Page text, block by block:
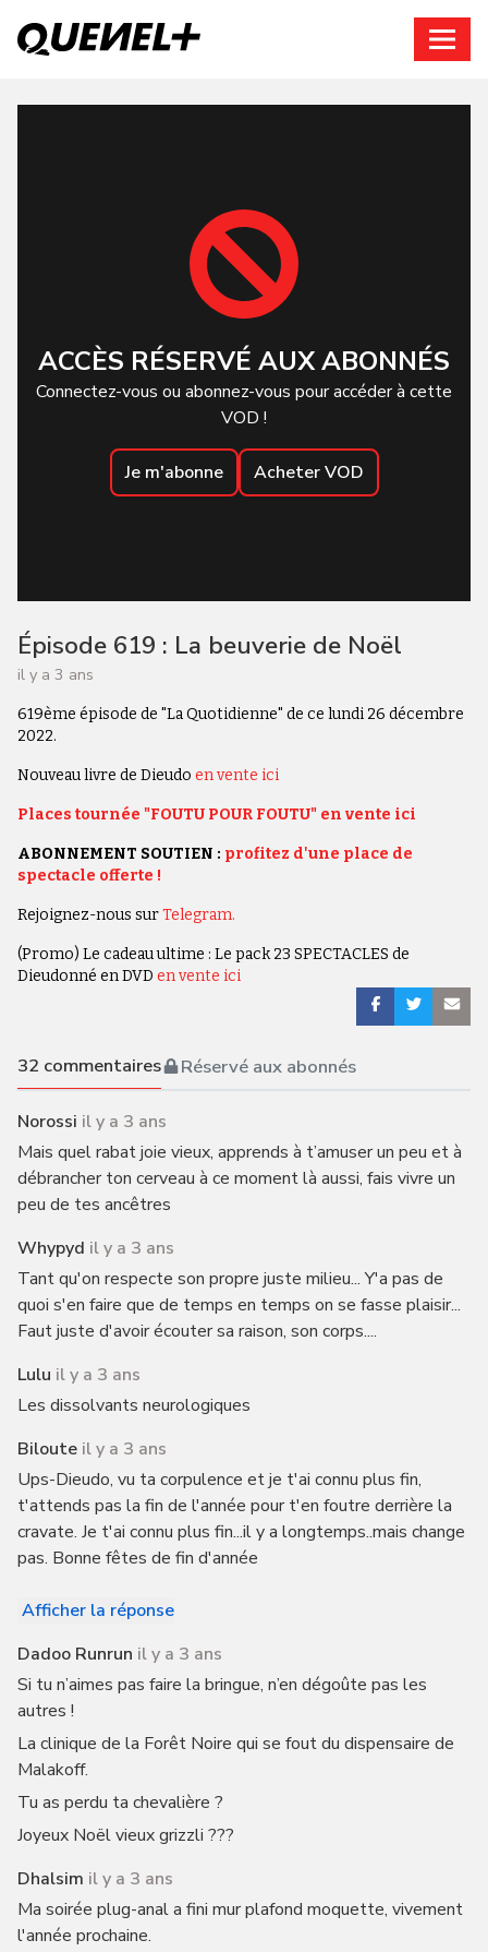
ACCÈS RÉSERVÉ AUX ABONNÉS
Connectez-vous ou abonnez-vous pour accéder à cette
VOD !
Je m'abonne Acheter VOD
Épisode 619 : La beuverie de Noël
il y a 3 ans
619ème épisode de "La Quotidienne" de ce lundi 26 décembre
2022.
Nouveau livre de Dieudo en vente ici
Places tournée "FOUTU POUR FOUTU" en vente ici
ABONNEMENT SOUTIEN : profitez d'une place de
spectacle offerte !
Rejoignez-nous surTelegram.
(Promo) Le cadeau ultime : Le pack 23 SPECTACLES de
Dieudonné en DVD en vente ici
32 commentaires Réservé aux abonnés
Norossi il y a 3 ans
Mais quel rabat joie vieux, apprends à t’amuser un peu et à
débrancher ton cerveau à ce moment là aussi, fais vivre un
peu de tes ancêtres
Whypyd il y a 3 ans
Tant qu'on respecte son propre juste milieu... Y'a pas de
quoi s'en faire que de temps en temps on se fasse plaisir...
Faut juste d'avoir écouter sa raison, son corps....
Lulu il y a 3 ans
Les dissolvants neurologiques
Biloute il y a 3 ans
Ups-Dieudo, vu ta corpulence et je t'ai connu plus fin,
t'attends pas la fin de l'année pour t'en foutre derrière la
cravate. Je t'ai connu plus fin...il y a longtemps..mais change
pas. Bonne fêtes de fin d'année
Afficher la réponse
Dadoo Runrun il y a 3 ans
Si tu n’aimes pas faire la bringue, n’en dégoûte pas les
autres !
La clinique de la Forêt Noire qui se fout du dispensaire de
Malakoff.
Tu as perdu ta chevalière ?
Joyeux Noël vieux grizzli ???
Dhalsim il y a 3 ans
Ma soirée plug-anal a fini mur plafond moquette, vivement
l'année prochaine.